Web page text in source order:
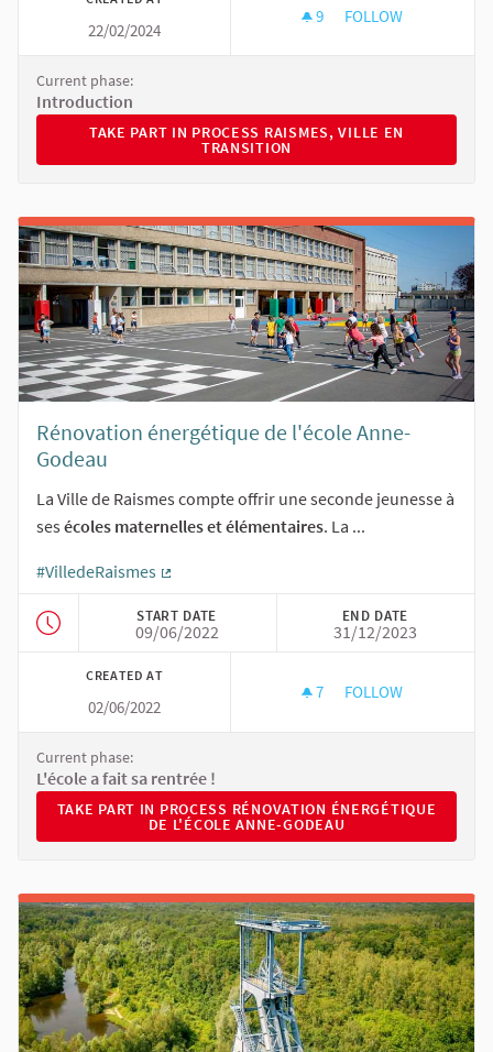
22/02/2024
9 9 FOLLOWERS
FOLLOW
Current phase:
Introduction
TAKE PART IN PROCESS RAISMES, VILLE EN
TAKE PART IN PROCESS RAISMES, VILLE EN
TRANSITION
Rénovation énergétique de l'école Anne-
Godeau
La Ville de Raismes compte offrir une seconde jeunesse à
ses écoles maternelles et élémentaires. La ...
#VilledeRaismes
START DATE
09/06/2022
END DATE
31/12/2023
CREATED AT
02/06/2022
7 7 FOLLOWERS
FOLLOW
Current phase:
L'école a fait sa rentrée !
TAKE PART IN PROCESS RÉNOVATION ÉNERGÉTIQUE DE
TAKE PART IN PROCESS RÉNOVATION ÉNERGÉTIQUE
DE L'ÉCOLE ANNE-GODEAU